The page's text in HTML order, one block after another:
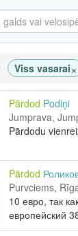
Viss vasarai×
Pārdod Podiņi
Jumprava,
Pārdodu
Pārdod
Purvciems,
10 евро, так
европейский